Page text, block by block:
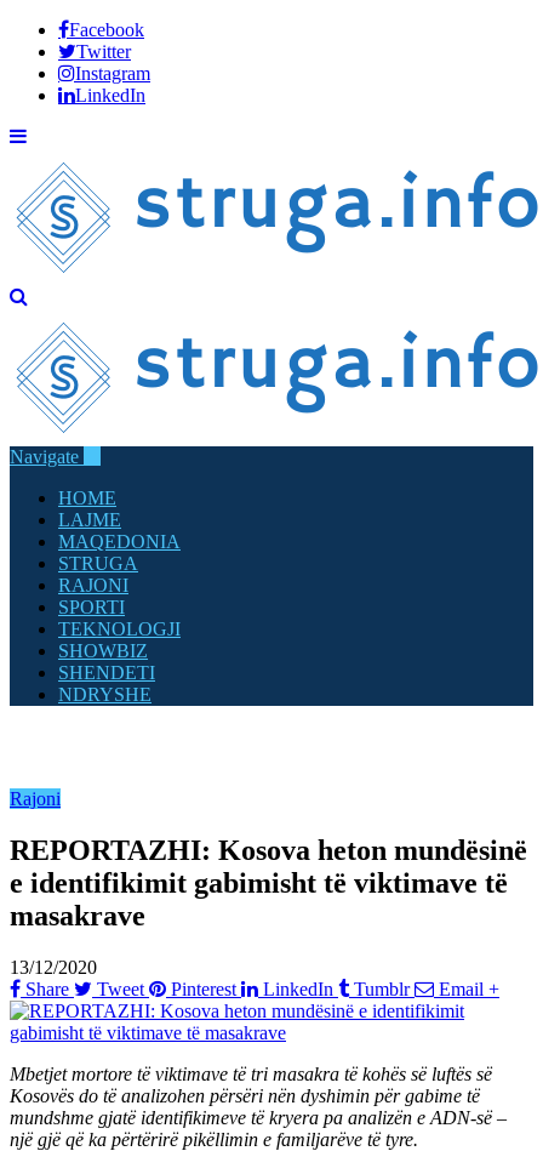
Facebook
Twitter
Instagram
LinkedIn
Navigate
HOME
LAJME
MAQEDONIA
STRUGA
RAJONI
SPORTI
TEKNOLOGJI
SHOWBIZ
SHENDETI
NDRYSHE
Rajoni
REPORTAZHI: Kosova heton mundësinë
e identifikimit gabimisht të viktimave të
masakrave
13/12/2020
Share
Tweet Pinterest LinkedIn Tumblr Email +
Mbetjet mortore të viktimave të tri masakra të kohës së luftës së
Kosovës do të analizohen përsëri nën dyshimin për gabime të
mundshme gjatë identifikimeve të kryera pa analizën e ADN-së –
një gjë që ka përtërirë pikëllimin e familjarëve të tyre.